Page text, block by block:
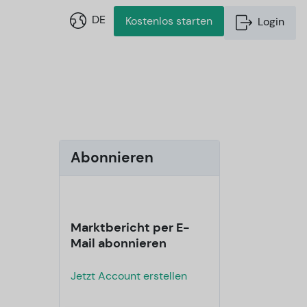
DE Kostenlos starten Login
Abonnieren
Marktbericht per E-
Mail abonnieren
Jetzt Account erstellen